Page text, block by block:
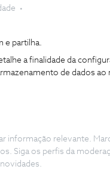
e partilha.
a finalidade da
de dados
informação relevante.
Siga os perfis da